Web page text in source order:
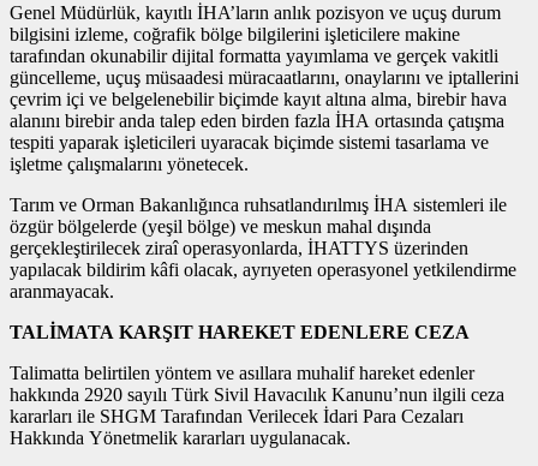
Genel Müdürlük, kayıtlı İHA’ların anlık pozisyon ve uçuş durum
bilgisini izleme, coğrafik bölge bilgilerini işleticilere makine
tarafından okunabilir dijital formatta yayımlama ve gerçek vakitli
güncelleme, uçuş müsaadesi müracaatlarını, onaylarını ve iptallerini
çevrim içi ve belgelenebilir biçimde kayıt altına alma, birebir hava
alanını birebir anda talep eden birden fazla İHA ortasında çatışma
tespiti yaparak işleticileri uyaracak biçimde sistemi tasarlama ve
işletme çalışmalarını yönetecek.
Tarım ve Orman Bakanlığınca ruhsatlandırılmış İHA sistemleri ile
özgür bölgelerde (yeşil bölge) ve meskun mahal dışında
gerçekleştirilecek ziraî operasyonlarda, İHATTYS üzerinden
yapılacak bildirim kâfi olacak, ayrıyeten operasyonel yetkilendirme
aranmayacak.
TALİMATA KARŞIT HAREKET EDENLERE CEZA
Talimatta belirtilen yöntem ve asıllara muhalif hareket edenler
hakkında 2920 sayılı Türk Sivil Havacılık Kanunu’nun ilgili ceza
kararları ile SHGM Tarafından Verilecek İdari Para Cezaları
Hakkında Yönetmelik kararları uygulanacak.